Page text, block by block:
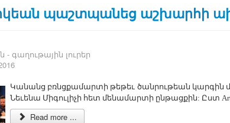
պաշտպանեց աշխարհի
- գաղութային լուրեր
Կա­նանց բռնցքա­մար­տի թե­թեւ ծան­րու­թեան
Նե­ւե­նա ­Մի­գու­լի­չի հետ մե­նա­մար­տի ըն­թաց­քին: Ըստ
Read more ...